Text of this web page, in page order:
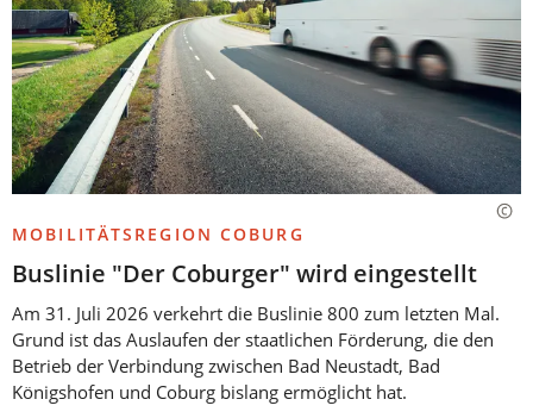
MOBILITÄTSREGION COBURG
Buslinie "Der Coburger" wird eingestellt
Am 31. Juli 2026 verkehrt die Buslinie 800 zum letzten Mal.
Grund ist das Auslaufen der staatlichen Förderung, die den
Betrieb der Verbindung zwischen Bad Neustadt, Bad
Königshofen und Coburg bislang ermöglicht hat.